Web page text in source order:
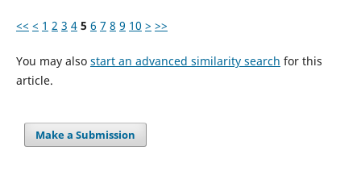
<< < 1 2 3 4 5 6 7 8 9 10 > >>
You may also start an advanced similarity search for this
article.
Make a Submission